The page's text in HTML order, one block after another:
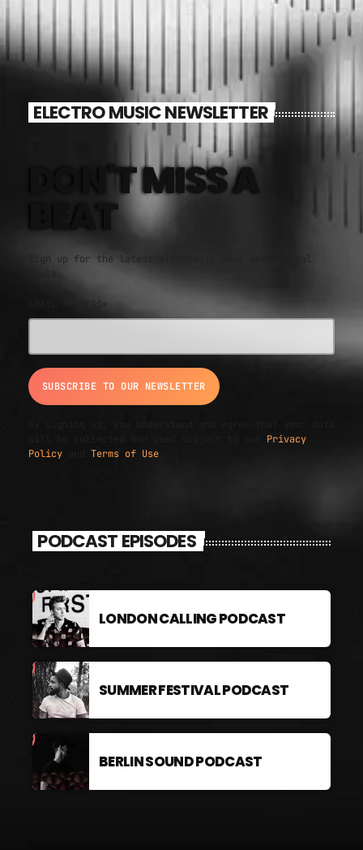
ELECTRO MUSIC NEWSLETTER
DON'T MISS A
BEAT
Sign up for the latest electronic news and special
EMAIL ADDRESS*
Privacy
Policy
Terms of Use
PODCAST EPISODES
LONDON CALLING PODCAST
SUMMER FESTIVAL PODCAST
BERLIN SOUND PODCAST